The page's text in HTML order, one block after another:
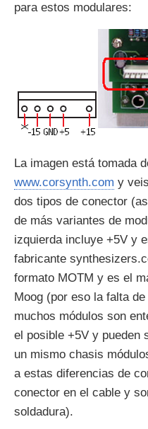
para estos modulares:
La imagen está tomada
www.corsynth.com y
dos tipos de conector
de más variantes de
izquierda incluye +5V y
fabricante
formato MOTM y es el
Moog (por eso la falta
muchos módulos son
el posible +5V y pueden
un mismo chasis
a estas diferencias de
conector en el cable y
soldadura).